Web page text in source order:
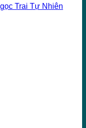
Trai Tự Nhiên